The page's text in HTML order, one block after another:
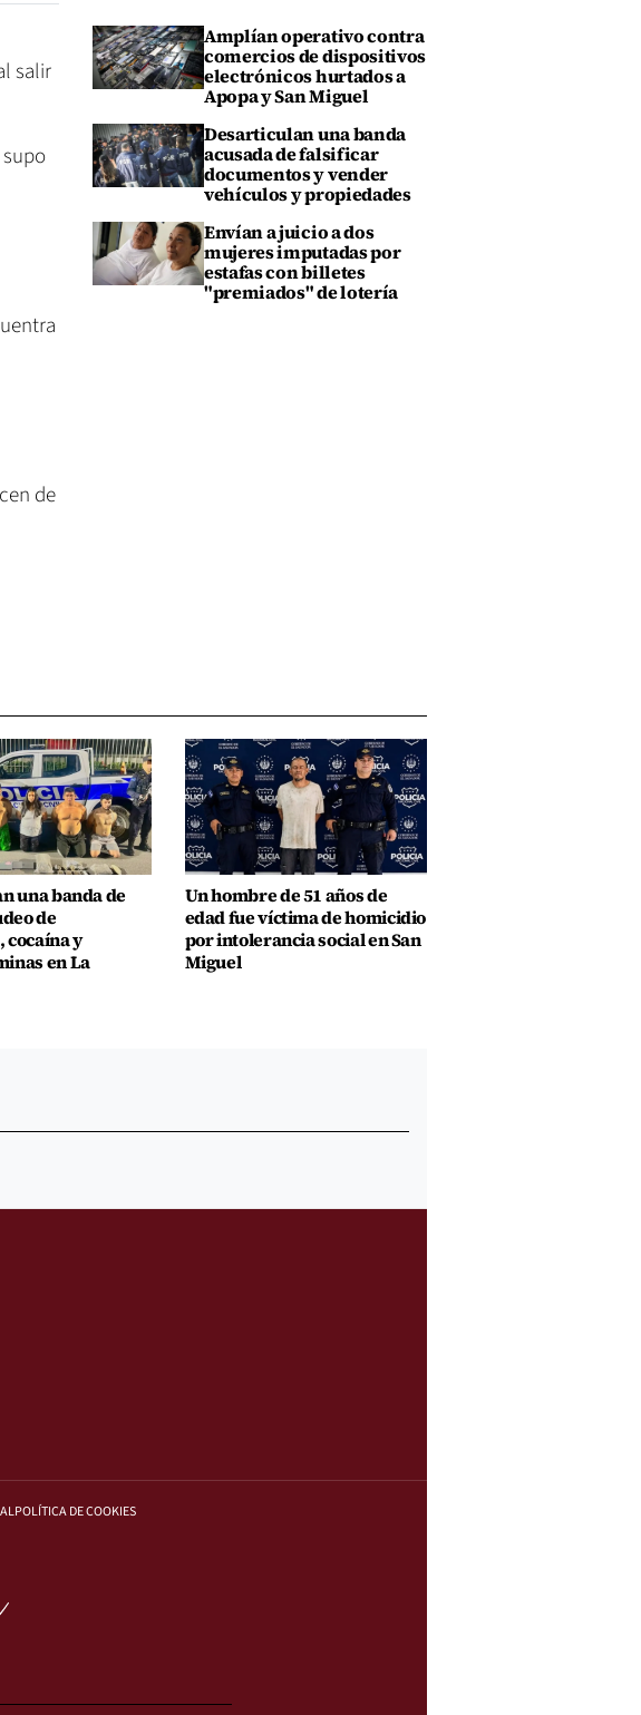
salir
de
Amplían operativo contra
comercios de dispositivos
electrónicos hurtados a
Apopa y San Miguel
Desarticulan una banda
acusada de falsificar
documentos y vender
vehículos y propiedades
Envían a juicio a dos
mujeres imputadas por
estafas con billetes
"premiados" de lotería
una banda de
de
y
en La
Un hombre de 51 años de
edad fue víctima de homicidio
por intolerancia social en San
Miguel
POLÍTICA DE COOKIES